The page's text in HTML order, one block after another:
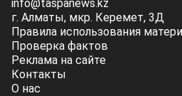
info@taspanews.kz
г. Алматы, мкр. Керемет, 3Д
Правила использования
Проверка фактов
Реклама на сайте
Контакты
О нас